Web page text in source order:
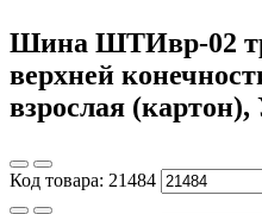
Шина ШТИвр-02
верхней
взрослая
Код товара: 21484